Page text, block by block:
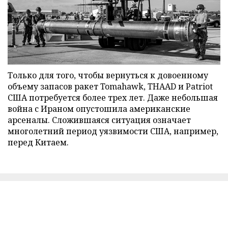
Только для того, чтобы вернуться к довоенному
объему запасов ракет Tomahawk, THAAD и Patriot
США потребуется более трех лет. Даже небольшая
война с Ираном опустошила американские
арсеналы. Сложившаяся ситуация означает
многолетний период уязвимости США, например,
перед Китаем.